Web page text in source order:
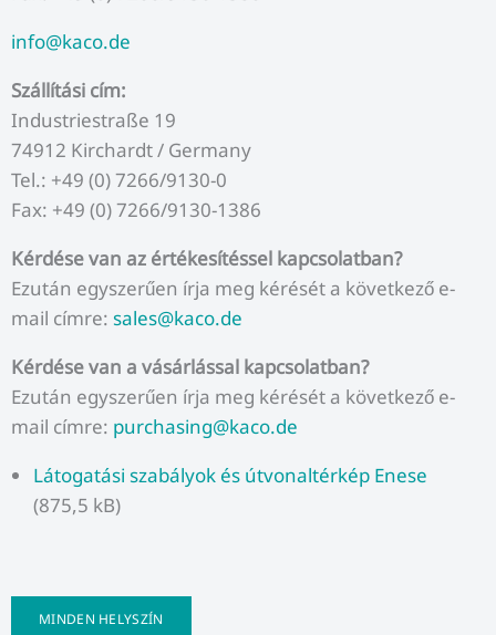
info@kaco.de
Szállítási cím:
Industriestraße 19
74912 Kirchardt / Germany
Tel.: +49 (0) 7266/9130-0
Fax: +49 (0) 7266/9130-1386
Kérdése van az értékesítéssel kapcsolatban?
Ezután egyszerűen írja meg kérését a következő e-
mail címre: sales@kaco.de
Kérdése van a vásárlással kapcsolatban?
Ezután egyszerűen írja meg kérését a következő e-
mail címre: purchasing@kaco.de
Látogatási szabályok és útvonaltérkép Enese
(875,5 kB)
MINDEN HELYSZÍN